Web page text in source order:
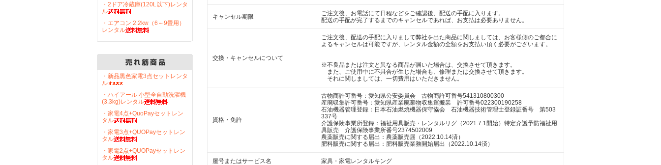
・2ドア冷蔵庫(120L以下)レンタ
ル
・エアコン 2.2kw（6～9畳用）
レンタル
・新品黒色家電3点セットレンタ
ル
・ハイアール 小型全自動洗濯機
(3.3kg)レンタル
・家電4点+QuoPayセットレン
タル
・家電3点+QUOPayセットレン
タル
・家電2点+QUOPayセットレン
タル
キャンセル期限
ご注文後、お電話にて日程などをご確認後、配送の手配に入ります。
配送の手配が完了するまでのキャンセルであれば、お支払は必要ありません。
交換・キャンセルについて
ご注文後、配送の手配に入りまして弊社を出た商品に関しましては、お客様側のご都合に
よるキャンセルは可能ですが、レンタル金額の全額をお支払い頂く必要がございます。
※不良品または注文と異なる商品が届いた場合は、交換させて頂きます。
また、ご使用中に不具合が生じた場合も、修理または交換させて頂きます。
それに関しましては、一切費用はいただきません。
資格・免許
古物商許可番号：愛知県公安委員会 古物商許可番号541310800300
産廃収集許可番号：愛知県産業廃棄物収集運搬業 許可番号022300190258
石油機器管理登録：日本石油燃焼機器保守協会 石油機器技術管理士登録証番号 第503
337号
介護保険事業所登録：福祉用具販売・レンタルリグ（2021.7.1開始）特定介護予防福祉用
具販売 介護保険事業所番号2374502009
農薬販売に関する届出：農薬販売届（2022.10.14済）
肥料販売に関する届出：肥料販売業務開始届出（2022.10.14済）
屋号またはサービス名 家具・家電レンタルキング